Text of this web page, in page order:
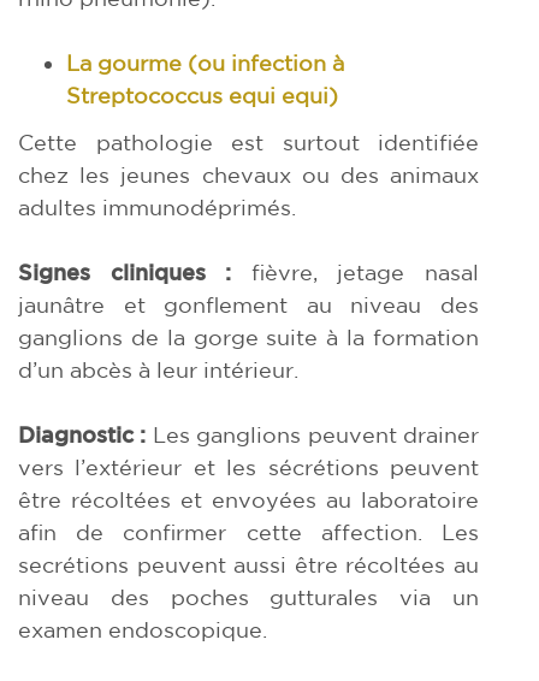
La gourme (ou infection à
Streptococcus equi equi)
Cette pathologie est surtout identifiée
chez les jeunes chevaux ou des animaux
adultes immunodéprimés.
Signes cliniques : fièvre, jetage nasal
jaunâtre et gonflement au niveau des
ganglions de la gorge suite à la formation
d’un abcès à leur intérieur.
Diagnostic : Les ganglions peuvent drainer
vers l’extérieur et les sécrétions peuvent
être récoltées et envoyées au laboratoire
afin de confirmer cette affection. Les
secrétions peuvent aussi être récoltées au
niveau des poches gutturales via un
examen endoscopique.